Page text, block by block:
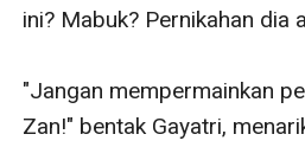
ini? Mabuk? Pernikahan dia
"Jangan mempermainkan
Zan!" bentak Gayatri,